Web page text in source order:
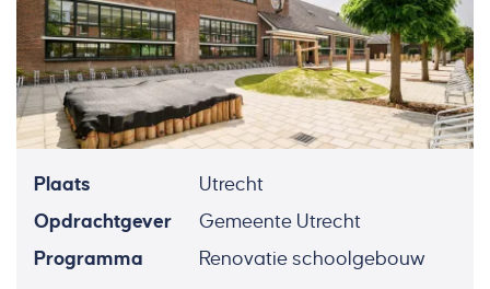
Plaats
Utrecht
Opdrachtgever
Gemeente Utrecht
Programma
Renovatie schoolgebouw